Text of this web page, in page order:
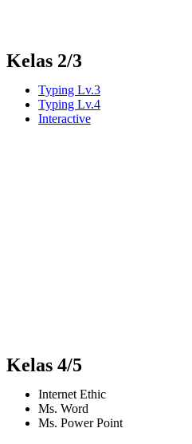
Kelas 2/3
Typing Lv.3
Typing Lv.4
Interactive
Kelas 4/5
Internet Ethic
Ms. Word
Ms. Power Point